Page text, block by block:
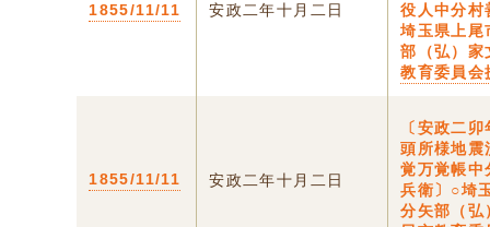
1855/11/11 安政二年十月二日
役人中分村
埼玉県上
部（弘）家
教育委員会
1855/11/11 安政二年十月二日
〔安政二
頭所様地震
覚万覚帳中
兵衛〕○埼
分矢部（弘